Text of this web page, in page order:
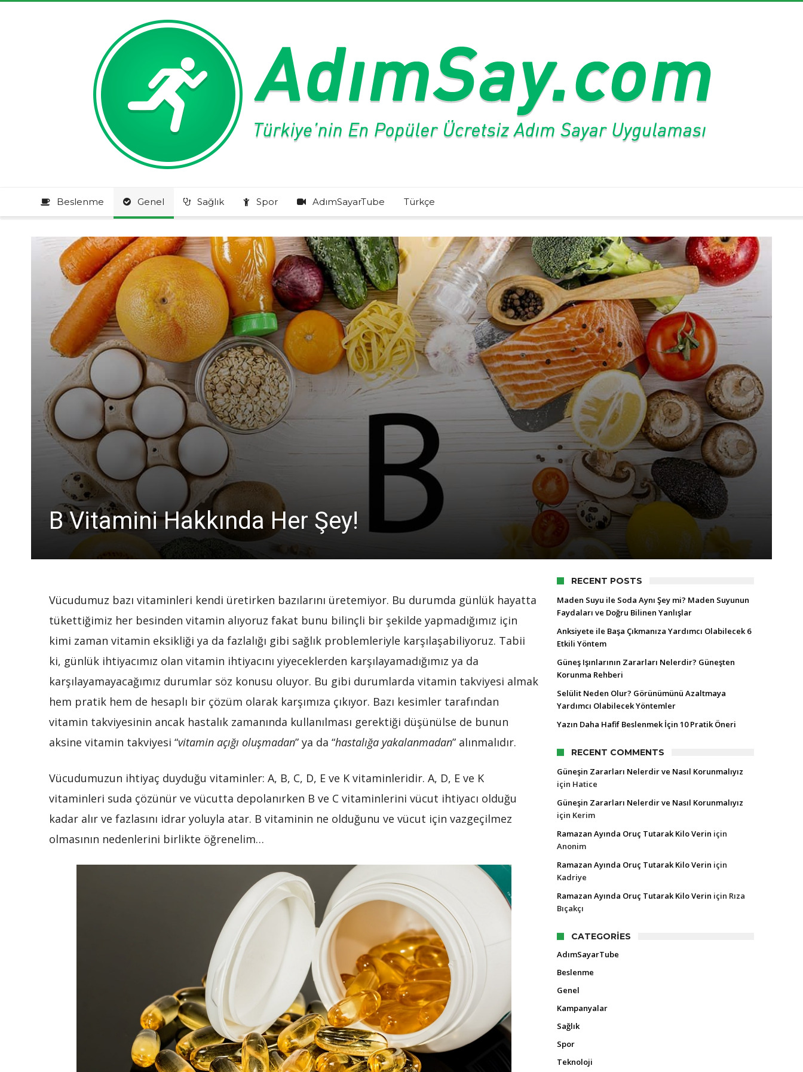
Beslenme Genel Sağlık Spor AdımSayarTube Türkçe
B Vitamini Hakkında Her Şey!
Vücudumuz bazı vitaminleri kendi üretirken bazılarını üretemiyor. Bu durumda günlük hayatta
tükettiğimiz her besinden vitamin alıyoruz fakat bunu bilinçli bir şekilde yapmadığımız için
kimi zaman vitamin eksikliği ya da fazlalığı gibi sağlık problemleriyle karşılaşabiliyoruz. Tabii
ki, günlük ihtiyacımız olan vitamin ihtiyacını yiyeceklerden karşılayamadığımız ya da
karşılayamayacağımız durumlar söz konusu oluyor. Bu gibi durumlarda vitamin takviyesi almak
hem pratik hem de hesaplı bir çözüm olarak karşımıza çıkıyor. Bazı kesimler tarafından
vitamin takviyesinin ancak hastalık zamanında kullanılması gerektiği düşünülse de bunun
aksine vitamin takviyesi “vitamin açığı oluşmadan” ya da “hastalığa yakalanmadan” alınmalıdır.
Vücudumuzun ihtiyaç duyduğu vitaminler: A, B, C, D, E ve K vitaminleridir. A, D, E ve K
vitaminleri suda çözünür ve vücutta depolanırken B ve C vitaminlerini vücut ihtiyacı olduğu
kadar alır ve fazlasını idrar yoluyla atar. B vitaminin ne olduğunu ve vücut için vazgeçilmez
olmasının nedenlerini birlikte öğrenelim…
RECENT POSTS
Maden Suyu ile Soda Aynı Şey mi? Maden Suyunun
Faydaları ve Doğru Bilinen Yanlışlar
Anksiyete ile Başa Çıkmanıza Yardımcı Olabilecek 6
Etkili Yöntem
Güneş Işınlarının Zararları Nelerdir? Güneşten
Korunma Rehberi
Selülit Neden Olur? Görünümünü Azaltmaya
Yardımcı Olabilecek Yöntemler
Yazın Daha Hafif Beslenmek İçin 10 Pratik Öneri
RECENT COMMENTS
Güneşin Zararları Nelerdir ve Nasıl Korunmalıyız
için Hatice
Güneşin Zararları Nelerdir ve Nasıl Korunmalıyız
için Kerim
Ramazan Ayında Oruç Tutarak Kilo Verin için
Anonim
Ramazan Ayında Oruç Tutarak Kilo Verin için
Kadriye
Ramazan Ayında Oruç Tutarak Kilo Verin için Rıza
Bıçakçı
CATEGORIES
AdımSayarTube
Beslenme
Genel
Kampanyalar
Sağlık
Spor
Teknoloji